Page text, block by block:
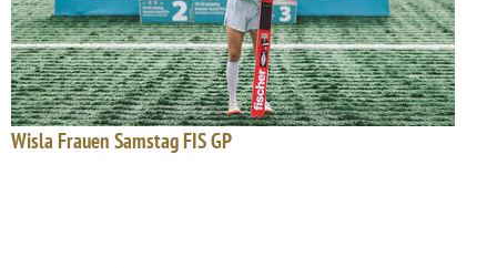
Wisla Frauen Samstag FIS GP